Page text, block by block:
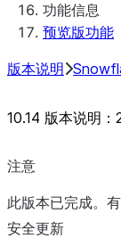
功能信息
预览版功能
版本说明
10.14 版本说明
注意
此版本已完成。
安全更新